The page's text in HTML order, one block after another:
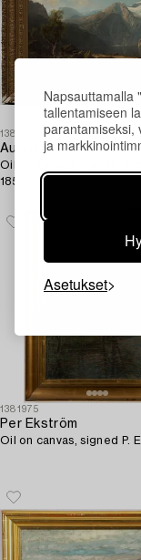
Napsauttamalla
tallentamiseen
parantamiseksi,
ja
Asetukset
1384168
August Wilhelm Leu
Oil on canvas, signed
1858.
1381975
Per Ekström
Oil on canvas, signed P.